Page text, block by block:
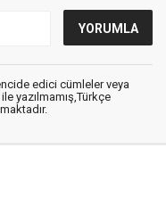
edici cümleler veya
yazılmamış,Türkçe